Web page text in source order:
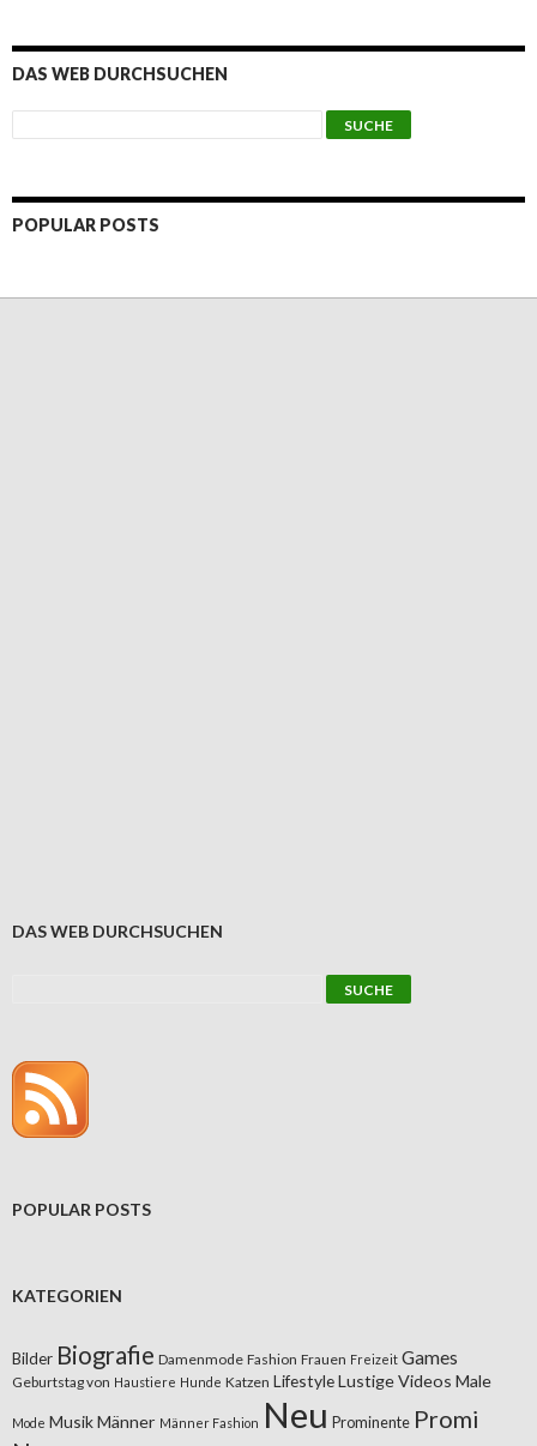
DAS WEB DURCHSUCHEN
POPULAR POSTS
DAS WEB DURCHSUCHEN
POPULAR POSTS
KATEGORIEN
Bilder Biografie Damenmode Fashion Frauen Freizeit Games
Geburtstag von Haustiere Hunde Katzen LifestyleLustige Videos Male
Mode MusikMänner Männer Fashion Neu Prominente Promi